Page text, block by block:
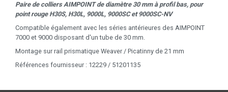
Paire de colliers AIMPOINT de diamètre 30 mm à profil bas, pour
point rouge H30S, H30L, 9000L, 9000SC et 9000SC-NV
Compatible également avec les séries antérieures des AIMPOINT
7000 et 9000 disposant d'un tube de 30 mm.
Montage sur rail prismatique Weaver / Picatinny de 21 mm
Références fournisseur : 12229 / 51201135